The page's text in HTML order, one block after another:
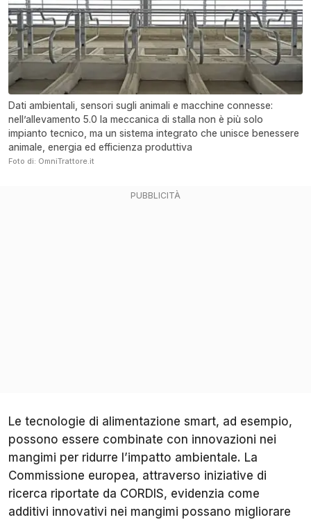
Dati ambientali, sensori sugli animali e macchine connesse:
nell’allevamento 5.0 la meccanica di stalla non è più solo
impianto tecnico, ma un sistema integrato che unisce benessere
animale, energia ed efficienza produttiva
Foto di: OmniTrattore.it
Le tecnologie di alimentazione smart, ad esempio,
possono essere combinate con innovazioni nei
mangimi per ridurre l’impatto ambientale. La
Commissione europea, attraverso iniziative di
ricerca riportate da CORDIS, evidenzia come
additivi innovativi nei mangimi possano migliorare